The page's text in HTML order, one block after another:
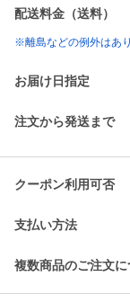
配送料金（送料）
※離島などの例外はあ
お届け日指定
注文から発送まで
クーポン利用可否
支払い方法
複数商品のご注文に